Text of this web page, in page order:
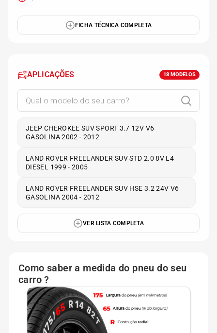
FICHA TÉCNICA COMPLETA
APLICAÇÕES 18 MODELOS
JEEP CHEROKEE SUV SPORT 3.7 12V V6
GASOLINA 2002 - 2012
LAND ROVER FREELANDER SUV STD 2.0 8V L4
DIESEL 1999 - 2005
LAND ROVER FREELANDER SUV HSE 3.2 24V V6
GASOLINA 2004 - 2012
VER LISTA COMPLETA
Como saber a medida do pneu do seu
carro ?